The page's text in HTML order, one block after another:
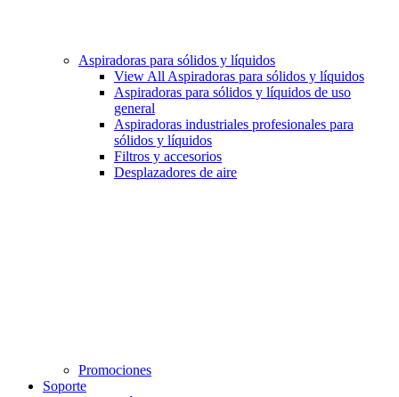
Aspiradoras para sólidos y líquidos
View All Aspiradoras para sólidos y líquidos
Aspiradoras para sólidos y líquidos de uso
general
Aspiradoras industriales profesionales para
sólidos y líquidos
Filtros y accesorios
Desplazadores de aire
Promociones
Soporte